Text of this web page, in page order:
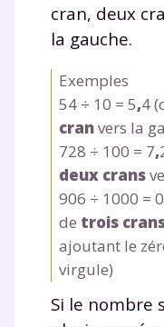
cran, deux
la gauche.
Exemples
54 ÷ 10 = 5,4
cranvers la
728 ÷ 100 = 7,
deux crans
906 ÷ 1000 = 0
de trois
ajoutant le
virgule)
Si le nombre